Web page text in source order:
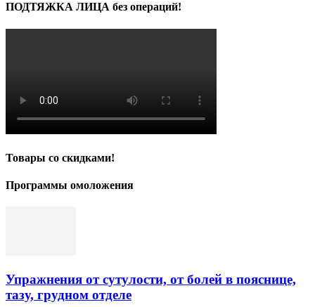
ПОДТЯЖКА ЛИЦА без операций!
Товары со скидками!
Программы омоложения
Упражнения от сутулости, от болей в пояснице,
тазу, грудном отделе